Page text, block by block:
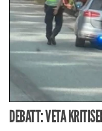
DEBATT: VETA